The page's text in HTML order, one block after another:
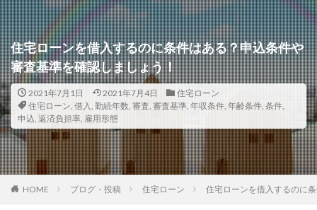
住宅ローンを借入するのに条件はある？申込条件や
審査基準を確認しましょう！
2021年7月1日 2021年7月4日
住宅ローン
住宅ローン, 借入, 勤続年数, 審査, 審査基準, 年収条件, 年齢条件, 条件,
申込, 返済負担率, 雇用形態
HOME ブログ・投稿 住宅ローン 住宅ローンを借入するのに